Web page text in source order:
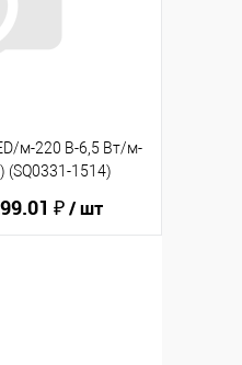
В избранное
м-220 В-6,5 Вт/м-
(SQ0331-1514)
₽/ шт